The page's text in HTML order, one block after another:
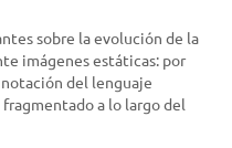
sobre la evolución de la
imágenes estáticas: por
del lenguaje
a lo largo del